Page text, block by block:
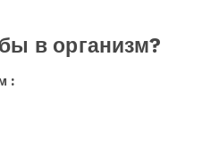
в организм?
: